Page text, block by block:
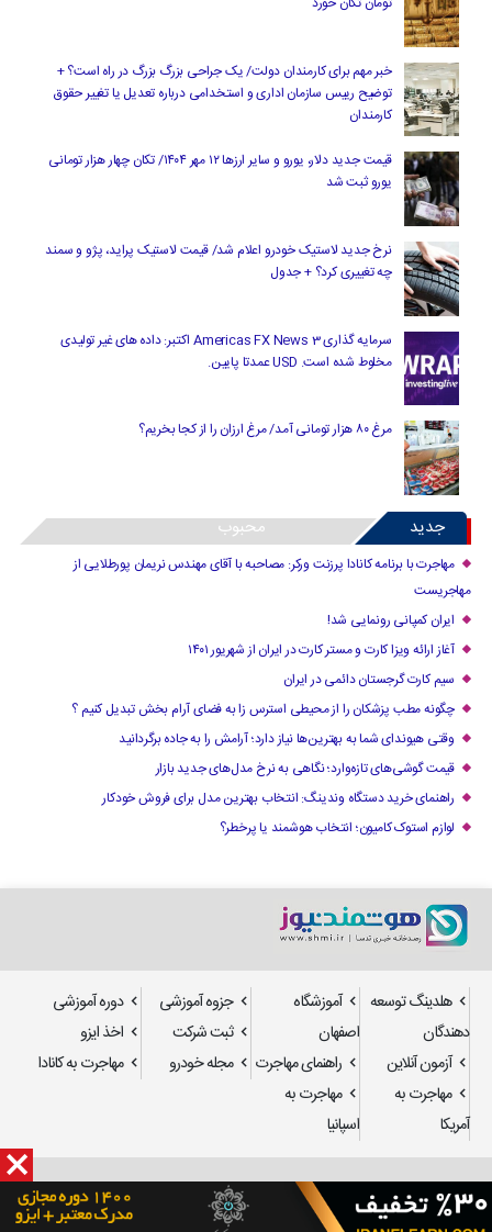
خبر مهم برای کارمندان دولت/ یک جراحی بزرگ بزرگ در راه است؟ +
توضیح رییس سازمان اداری و استخدامی درباره تعدیل یا تغییر حقوق
کارمندان
قیمت جدید دلار، یورو و سایر ارزها ۱۲ مهر ۱۴۰۴/ تکان چهار هزار تومانی
یورو ثبت شد
نرخ جدید لاستیک خودرو اعلام شد/ قیمت لاستیک پراید، پژو و سمند
چه تغییری کرد؟ + جدول
سرمایه گذاری Americas FX News 3 اکتبر: داده های غیر تولیدی
مخلوط شده است. USD عمدتا پایین.
مرغ ۸۰ هزار تومانی آمد/ مرغ ارزان را از کجا بخریم؟
جدید محبوب
مهاجرت با برنامه کانادا پرزنت ورکر: مصاحبه با آقای مهندس نریمان پورطلایی از
مهاجریست
ایران کمپانی رونمایی شد!
آغاز ارائه ویزا کارت و مستر کارت در ایران از شهریور ۱۴۰۱
سیم کارت گرجستان دائمی در ایران
چگونه مطب پزشکان را از محیطی استرس زا به فضای آرام بخش تبدیل کنیم ؟
وقتی هیوندای شما به بهترین‌ها نیاز دارد؛ آرامش را به جاده برگردانید
قیمت گوشی‌های تازه‌وارد؛ نگاهی به نرخ مدل‌های جدید بازار
راهنمای خرید دستگاه وندینگ: انتخاب بهترین مدل برای فروش خودکار
لوازم استوک کامیون؛ انتخاب هوشمند یا پرخطر؟
هلدینگ توسعه
دهندگان
آموزشگاه
اصفهان
جزوه آموزشی
دوره آموزشی
ثبت شرکت
اخذ ایزو
آزمون آنلاین
راهنمای مهاجرت مجله خودرو
مهاجرت به کانادا
مهاجرت به
آمریکا
مهاجرت به
اسپانیا